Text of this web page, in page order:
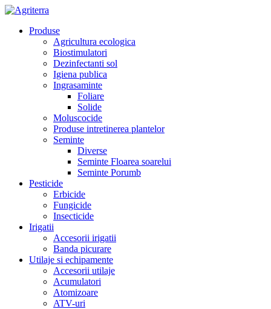
Produse
Agricultura ecologica
Biostimulatori
Dezinfectanti sol
Igiena publica
Ingrasaminte
Foliare
Solide
Moluscocide
Produse intretinerea plantelor
Seminte
Diverse
Seminte Floarea soarelui
Seminte Porumb
Pesticide
Erbicide
Fungicide
Insecticide
Irigatii
Accesorii irigatii
Banda picurare
Utilaje si echipamente
Accesorii utilaje
Acumulatori
Atomizoare
ATV-uri